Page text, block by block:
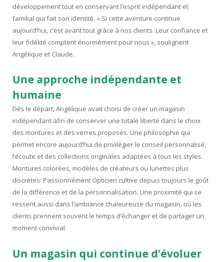
développement tout en conservant l’esprit indépendant et
familial qui fait son identité. « Si cette aventure continue
aujourd’hui, c’est avant tout grâce à nos clients. Leur confiance et
leur fidélité comptent énormément pour nous », soulignent
Angélique et Claude.
Une approche indépendante et
humaine
Dès le départ, Angélique avait choisi de créer un magasin
indépendant afin de conserver une totale liberté dans le choix
des montures et des verres proposés. Une philosophie qui
permet encore aujourd’hui de privilégier le conseil personnalisé,
l’écoute et des collections originales adaptées à tous les styles.
Montures colorées, modèles de créateurs ou lunettes plus
discrètes: Passionnément Opticien cultive depuis toujours le goût
de la différence et de la personnalisation. Une proximité qui se
ressent aussi dans l’ambiance chaleureuse du magasin, où les
clients prennent souvent le temps d’échanger et de partager un
moment convivial.
Un magasin qui continue d’évoluer